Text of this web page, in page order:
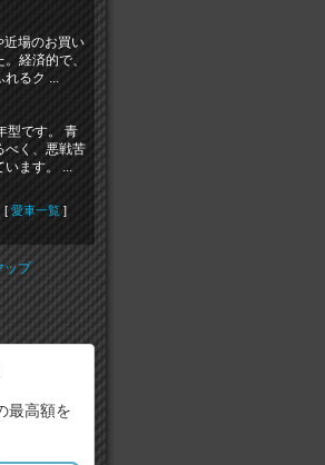
場のお買い
経済的で、
るク ...
型です。 青
べく、悪戦苦
ます。 ...
[ 愛車一覧 ]
ップ
最高額を